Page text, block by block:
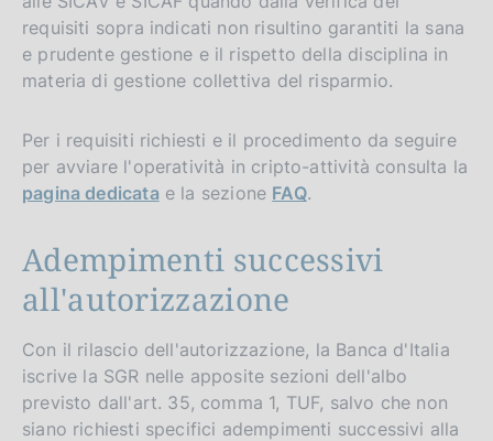
requisiti sopra indicati non risultino garantiti la sana
e prudente gestione e il rispetto della disciplina in
materia di gestione collettiva del risparmio.
Per i requisiti richiesti e il procedimento da seguire
per avviare l'operatività in cripto-attività consulta la
pagina dedicata e la sezione FAQ.
Adempimenti successivi
all'autorizzazione
Con il rilascio dell'autorizzazione, la Banca d'Italia
iscrive la SGR nelle apposite sezioni dell'albo
previsto dall'art. 35, comma 1, TUF, salvo che non
siano richiesti specifici adempimenti successivi alla